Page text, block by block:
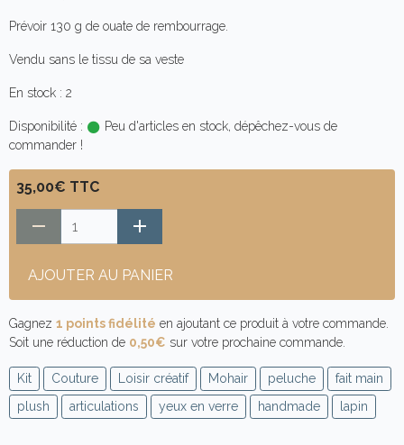
Prévoir 130 g de ouate de rembourrage.
Vendu sans le tissu de sa veste
En stock : 2
Disponibilité :
Peu d'articles en stock, dépêchez-vous de
commander !
35,00€ TTC
AJOUTER AU PANIER
Gagnez 1 points fidélité en ajoutant ce produit à votre commande.
Soit une réduction de 0,50€ sur votre prochaine commande.
Kit Couture Loisir créatif Mohair peluche
fait main
plush
articulations yeux en verre handmade lapin